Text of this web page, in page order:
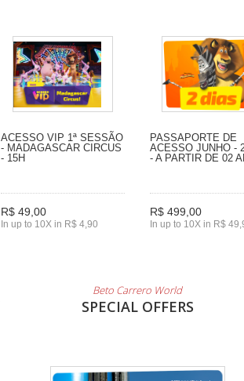
ACESSO VIP 1ª SESSÃO
- MADAGASCAR CIRCUS
- 15H
R$ 49,00
In up to 10X in R$ 4,90
PASSAPORTE DE
ACESSO JUNHO -
- A PARTIR DE 02
R$ 499,00
In up to 10X in R$
Beto Carrero World
SPECIAL OFFERS